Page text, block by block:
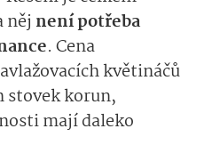
něj není potřeba
. Cena
květináčů
stovek korun,
mají daleko